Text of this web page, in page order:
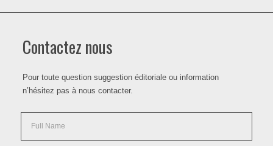
Contactez nous
Pour toute question suggestion éditoriale ou information
n’hésitez pas à nous contacter.